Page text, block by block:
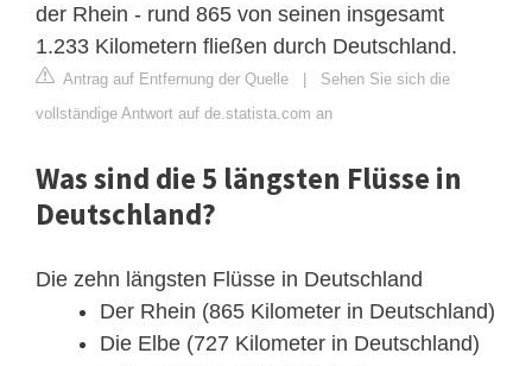
der Rhein - rund 865 von seinen insgesamt
1.233 Kilometern fließen durch Deutschland.
Antrag auf Entfernung der Quelle
Sehen Sie sich die
vollständige Antwort auf de.statista.com an
Was sind die 5 längsten Flüsse in
Deutschland?
Die zehn längsten Flüsse in Deutschland
Der Rhein (865 Kilometer in Deutschland)
Die Elbe (727 Kilometer in Deutschland)